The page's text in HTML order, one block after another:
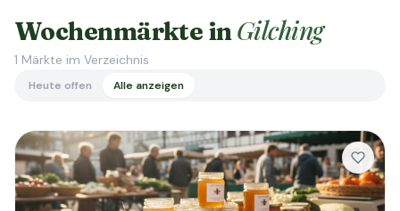
Wochenmärkte inGilching
1 Märkte im Verzeichnis
Heute offen Alle anzeigen